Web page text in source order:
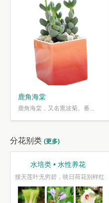
鹿角海棠
鹿角海棠，又名熏波菊。番...
分花别类 (更多)
水培类 • 水性养花
接天莲叶无穷碧，映日荷花别样红